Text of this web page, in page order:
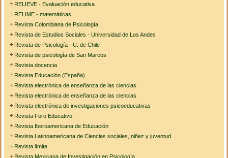
RELIEVE - Evaluación educativa
RELIME - matemáticas
Revista Colombiana de Psicología
Revista de Estudios Sociales - Universidad de Los Andes
Revista de Psicología - U. de Chile
Revista de psicología de San Marcos
Revista docencia
Revista Educación (España)
Revista electrónica de enseñanza de las ciencias
Revista electrónica de enseñanza de las ciencias
Revista electrónica de investigaciones psicoeducativas
Revista Foro Educativo
Revista Iberoamericana de Educación
Revista Latinoamericana de Ciencias sociales, niñez y juventud
Revista límite
Revista Mexicana de Investigación en Psicología